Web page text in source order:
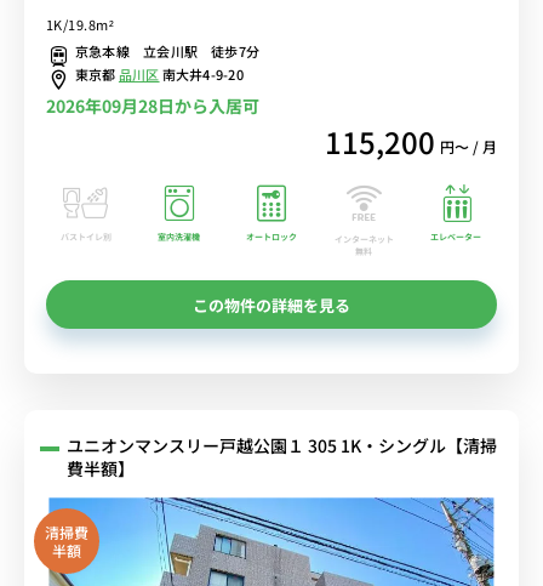
の物件♪■選べるWi-Fi格安レンタル中！
1K/19.8m²
京急本線 立会川駅 徒歩7分
東京都品川区南大井4-9-20
2026年09月28日から入居可
115,200 円〜 / 月
バストイレ別 室内洗濯機 オートロック
インターネット
無料
エレベーター
この物件の詳細を見る
ユニオンマンスリー戸越公園１ 305 1K・シングル【清掃
費半額】
清掃費
半額